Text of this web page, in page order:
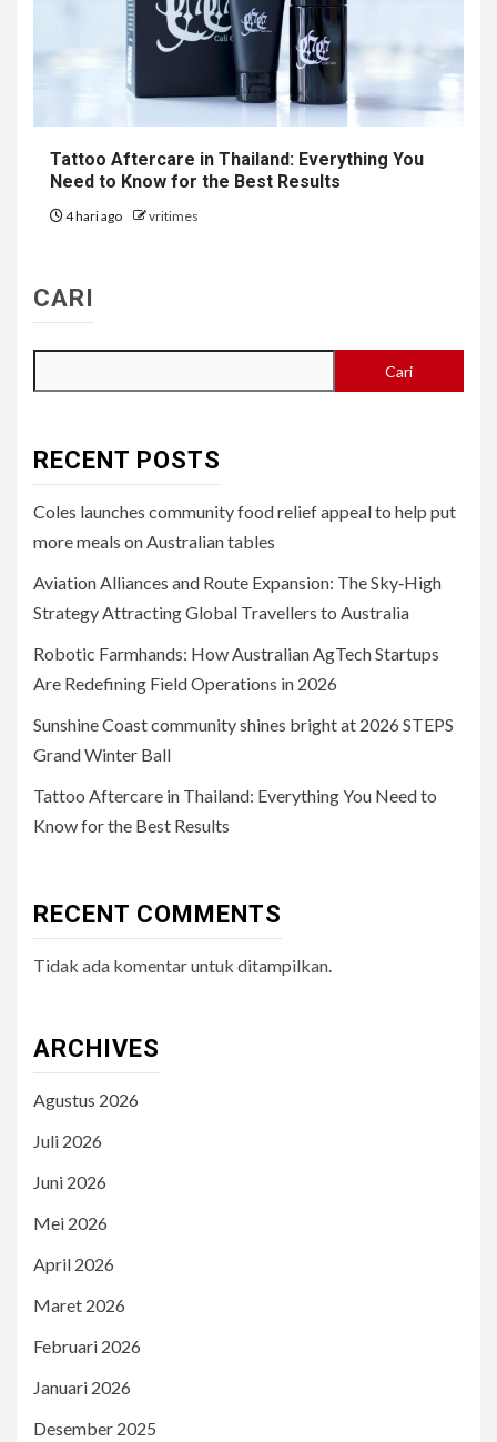
Tattoo Aftercare in Thailand: Everything You
Need to Know for the Best Results
4 hari ago vritimes
CARI
Cari
RECENT POSTS
Coles launches community food relief appeal to help put
more meals on Australian tables
Aviation Alliances and Route Expansion: The Sky‑High
Strategy Attracting Global Travellers to Australia
Robotic Farmhands: How Australian AgTech Startups
Are Redefining Field Operations in 2026
Sunshine Coast community shines bright at 2026 STEPS
Grand Winter Ball
Tattoo Aftercare in Thailand: Everything You Need to
Know for the Best Results
RECENT COMMENTS
Tidak ada komentar untuk ditampilkan.
ARCHIVES
Agustus 2026
Juli 2026
Juni 2026
Mei 2026
April 2026
Maret 2026
Februari 2026
Januari 2026
Desember 2025